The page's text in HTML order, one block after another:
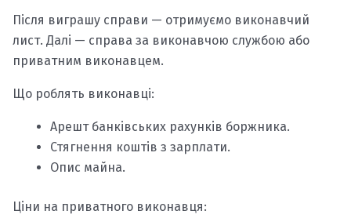
Після виграшу справи — отримуємо виконавчий
лист. Далі — справа за виконавчою службою або
приватним виконавцем.
Що роблять виконавці:
Арешт банківських рахунків боржника.
Стягнення коштів з зарплати.
Опис майна.
Ціни на приватного виконавця: